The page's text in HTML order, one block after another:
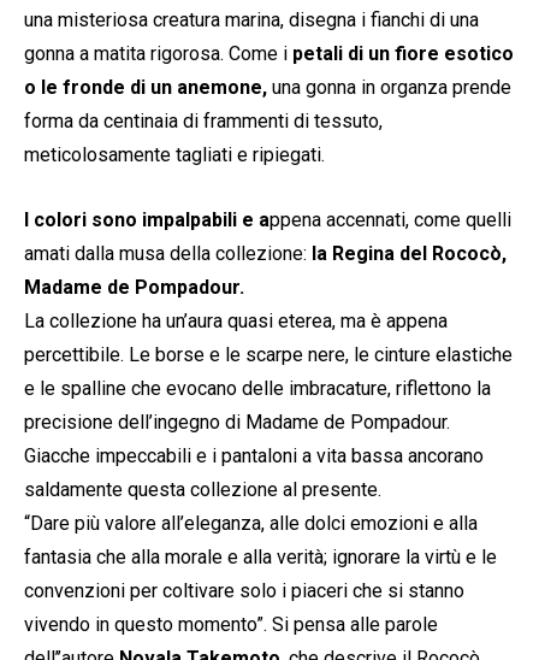
una misteriosa creatura marina, disegna i fianchi di una
gonna a matita rigorosa. Come i petali di un fiore esotico
o le fronde di un anemone, una gonna in organza prende
forma da centinaia di frammenti di tessuto,
meticolosamente tagliati e ripiegati.
I colori sono impalpabili e appena accennati, come quelli
amati dalla musa della collezione: la Regina del Rococò,
Madame de Pompadour.
La collezione ha un’aura quasi eterea, ma è appena
percettibile. Le borse e le scarpe nere, le cinture elastiche
e le spalline che evocano delle imbracature, riflettono la
precisione dell’ingegno di Madame de Pompadour.
Giacche impeccabili e i pantaloni a vita bassa ancorano
saldamente questa collezione al presente.
“Dare più valore all’eleganza, alle dolci emozioni e alla
fantasia che alla morale e alla verità; ignorare la virtù e le
convenzioni per coltivare solo i piaceri che si stanno
vivendo in questo momento”. Si pensa alle parole